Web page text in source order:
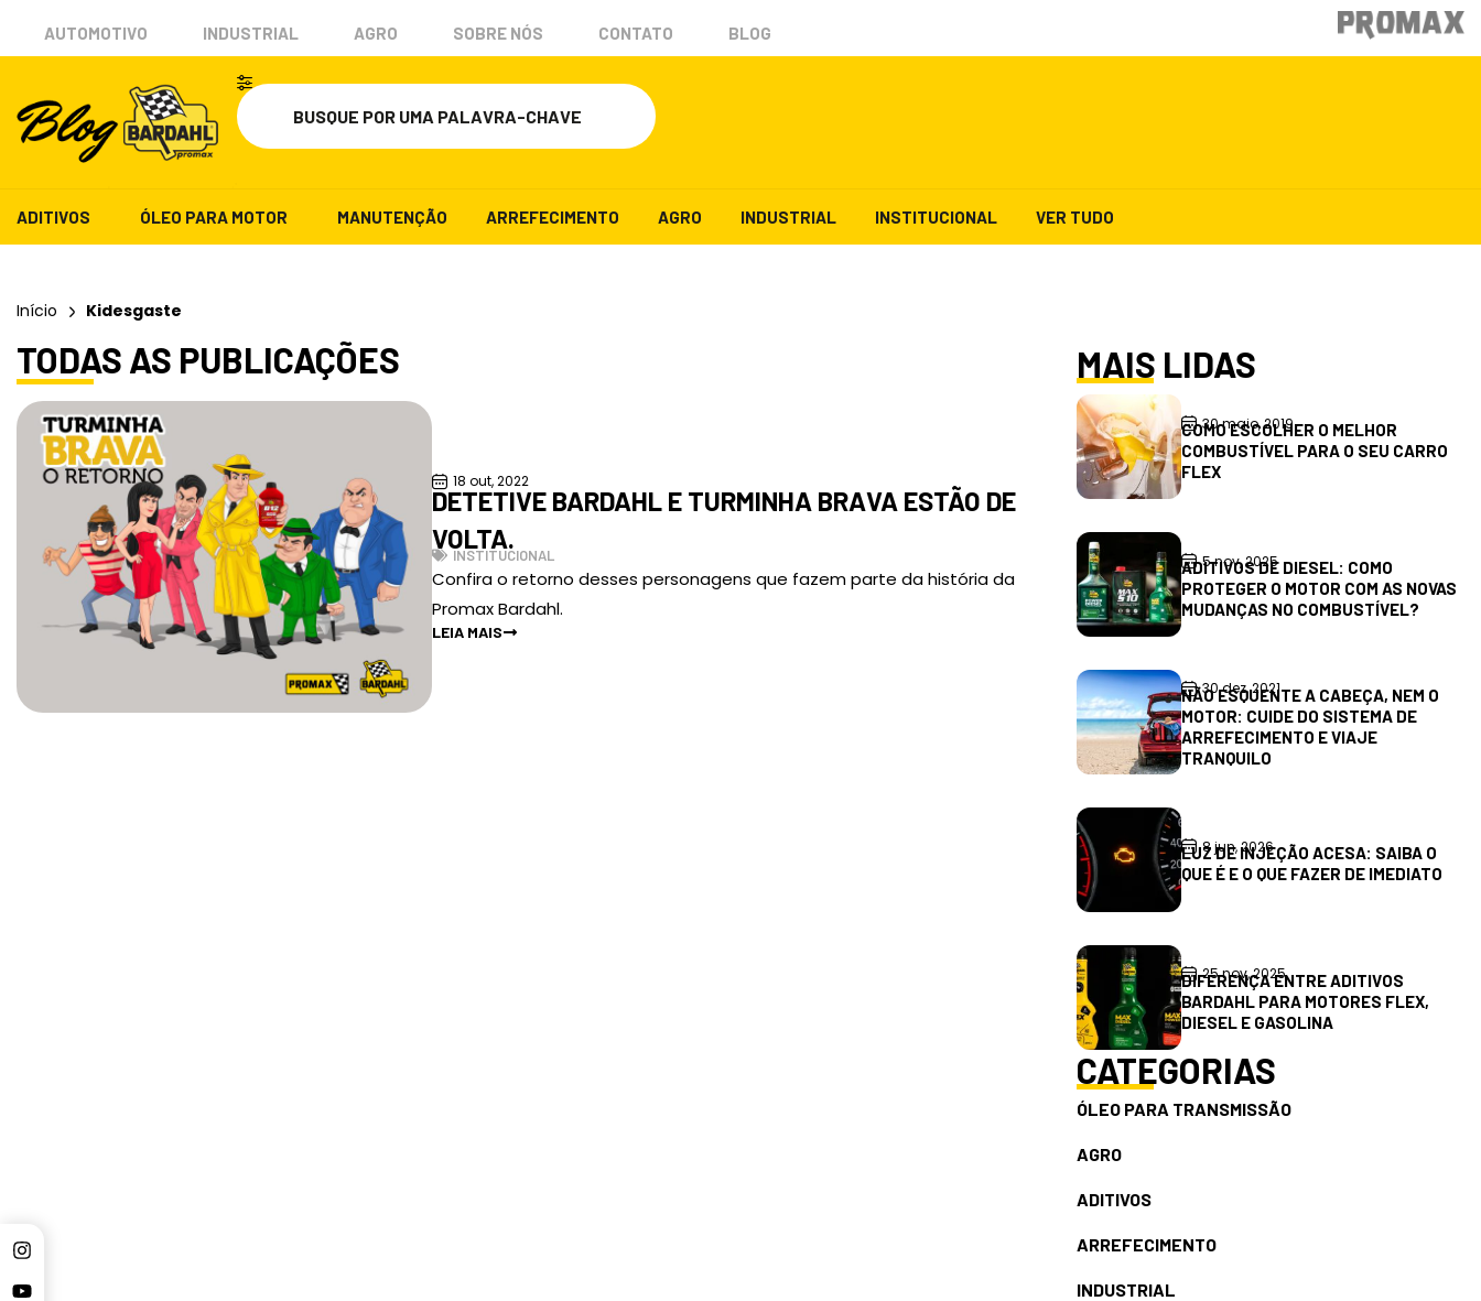
AUTOMOTIVO INDUSTRIAL AGRO SOBRE NÓS CONTATO BLOG
ADITIVOS ÓLEO PARA MOTOR MANUTENÇÃO ARREFECIMENTO AGRO INDUSTRIAL INSTITUCIONAL VER TUDO
Início Kidesgaste
TODAS AS PUBLICAÇÕES
18 out, 2022
DETETIVE BARDAHL E TURMINHA BRAVA ESTÃO DE
VOLTA.
INSTITUCIONAL
Confira o retorno desses personagens que fazem parte da história da
Promax Bardahl.
LEIA MAIS
MAIS LIDAS
30 maio, 2019
COMO ESCOLHER O MELHOR
COMBUSTÍVEL PARA O SEU CARRO
FLEX
5 nov, 2025
ADITIVOS DE DIESEL: COMO
PROTEGER O MOTOR COM AS NOVAS
MUDANÇAS NO COMBUSTÍVEL?
30 dez, 2021
NÃO ESQUENTE A CABEÇA, NEM O
MOTOR: CUIDE DO SISTEMA DE
ARREFECIMENTO E VIAJE
TRANQUILO
8 jun, 2026
LUZ DE INJEÇÃO ACESA: SAIBA O
QUE É E O QUE FAZER DE IMEDIATO
25 nov, 2025
DIFERENÇA ENTRE ADITIVOS
BARDAHL PARA MOTORES FLEX,
DIESEL E GASOLINA
CATEGORIAS
ÓLEO PARA TRANSMISSÃO
AGRO
ADITIVOS
ARREFECIMENTO
INDUSTRIAL